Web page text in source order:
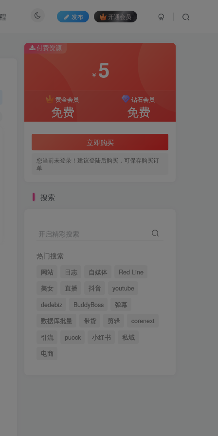
发布 开通会员
付费资源
￥ 5
黄金会员
免费
钻石会员
免费
立即购买
您当前未登录！建议登陆后购买，可保存购买订
单
搜索
开启精彩搜索
热门搜索
网站 日志 自媒体
Red Line
美女
直播 抖音
youtube
dedebiz
BuddyBoss
弹幕
数据库批量
带货 剪辑
corenext
引流
puock 小红书
私域
电商
￥ 5
黄金会员
免费
钻石会员
免费
立即购买
您当前未登录！建议登陆后购买，可保存购买订
单
开启精彩搜索
热门搜索
网站 日志 自媒体
Red Line
美女
直播 抖音
youtube
dedebiz
BuddyBoss
弹幕
数据库批量
带货 剪辑
corenext
引流
puock 小红书
私域
电商